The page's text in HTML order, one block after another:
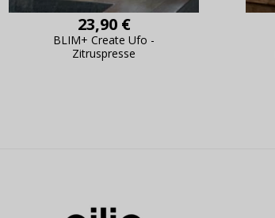
23,90 €
BLIM+ Create Ufo -
Zitruspresse